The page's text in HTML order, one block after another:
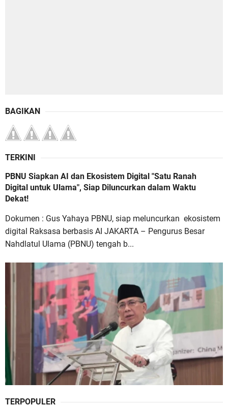
BAGIKAN
TERKINI
PBNU Siapkan AI dan Ekosistem Digital "Satu Ranah
Digital untuk Ulama", Siap Diluncurkan dalam Waktu
Dekat!
Dokumen : Gus Yahaya PBNU, siap meluncurkan ekosistem
digital Raksasa berbasis AI JAKARTA – Pengurus Besar
Nahdlatul Ulama (PBNU) tengah b...
TERPOPULER